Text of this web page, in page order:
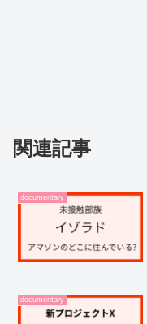
関連記事
documentary
documentary